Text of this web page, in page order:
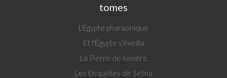
tomes
L'Égypte pharaonique
Et l'Égypte s'éveilla
La Pierre de lumière
Les Enquêtes de Setna